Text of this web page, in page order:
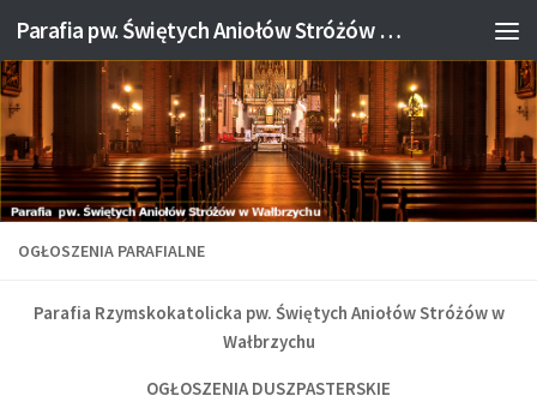
Przejdź do treści Parafia pw. Świętych Aniołów Stróżów w Wałbrzychu
OGŁOSZENIA PARAFIALNE
Parafia Rzymskokatolicka pw. Świętych Aniołów Stróżów w
Wałbrzychu
OGŁOSZENIA DUSZPASTERSKIE